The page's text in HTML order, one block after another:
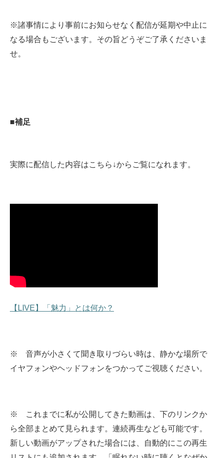
※諸事情により事前にお知らせなく配信が延期や中止に
なる場合もございます。その旨どうぞご了承くださいま
せ。
■補足
実際に配信した内容はこちら↓からご覧になれます。
【LIVE】「魅力」とは何か？
※ 音声が小さくて聞き取りづらい時は、静かな場所で
イヤフォンやヘッドフォンをつかってご視聴ください。
※ これまでに私が公開してきた動画は、下のリンクか
ら全部まとめて見られます。 連続再生なども可能です。
新しい動画がアップされた場合には、自動的にこの再生